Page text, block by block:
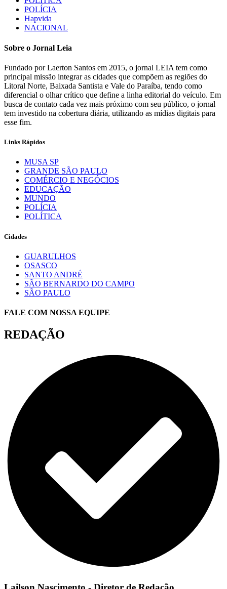
POLÍCIA
Hapvida
NACIONAL
Sobre o Jornal Leia
Fundado por Laerton Santos em 2015, o jornal LEIA tem como
principal missão integrar as cidades que compõem as regiões do
Litoral Norte, Baixada Santista e Vale do Paraíba, tendo como
diferencial o olhar crítico que define a linha editorial do veículo. Em
busca de contato cada vez mais próximo com seu público, o jornal
tem investido na cobertura diária, utilizando as mídias digitais para
esse fim.
Links Rápidos
MUSA SP
GRANDE SÃO PAULO
COMÉRCIO E NEGÓCIOS
EDUCAÇÃO
MUNDO
POLÍCIA
POLÍTICA
Cidades
GUARULHOS
OSASCO
SANTO ANDRÉ
SÃO BERNARDO DO CAMPO
SÃO PAULO
FALE COM NOSSA EQUIPE
REDAÇÃO